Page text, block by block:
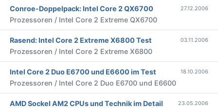
27.12.2006
Conroe-Doppelpack: Intel Core 2 QX6700
Prozessoren / Intel Core 2 Extreme QX6700
03.11.2006
Rasend: Intel Core 2 Extreme X6800 Test
Prozessoren / Intel Core 2 Extreme X6800
18.10.2006
Intel Core 2 Duo E6700 und E6600 im Test
Prozessoren / Intel Core 2 Duo E6700 und E6600
23.05.2006
AMD Sockel AM2 CPUs und Technik im Detail